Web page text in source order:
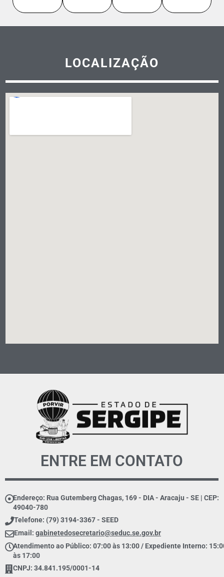
LOCALIZAÇÃO
ENTRE EM CONTATO
Endereço: Rua Gutemberg Chagas, 169 - DIA - Aracaju - SE | CEP:
49040-780
Telefone: (79) 3194-3367 - SEED
Email: gabinetedosecretario@seduc.se.gov.br
Atendimento ao Público: 07:00 às 13:00 / Expediente Interno:
às 17:00
CNPJ: 34.841.195/0001-14